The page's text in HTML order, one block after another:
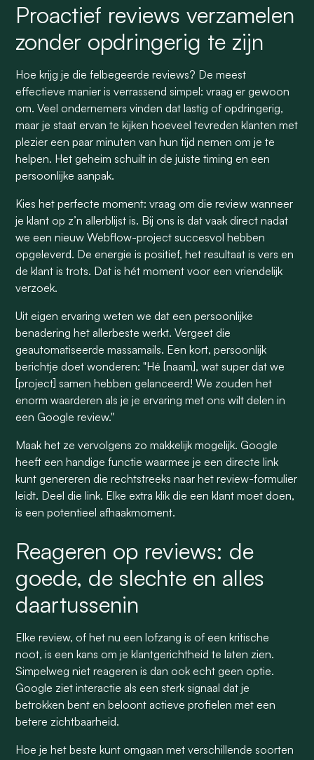
Proactief reviews verzamelen
zonder opdringerig te zijn
Hoe krijg je die felbegeerde reviews? De meest
effectieve manier is verrassend simpel: vraag er gewoon
om. Veel ondernemers vinden dat lastig of opdringerig,
maar je staat ervan te kijken hoeveel tevreden klanten met
plezier een paar minuten van hun tijd nemen om je te
helpen. Het geheim schuilt in de juiste timing en een
persoonlijke aanpak.
Kies het perfecte moment: vraag om die review wanneer
je klant op z’n allerblijst is. Bij ons is dat vaak direct nadat
we een nieuw Webflow-project succesvol hebben
opgeleverd. De energie is positief, het resultaat is vers en
de klant is trots. Dat is hét moment voor een vriendelijk
verzoek.
Uit eigen ervaring weten we dat een persoonlijke
benadering het allerbeste werkt. Vergeet die
geautomatiseerde massamails. Een kort, persoonlijk
berichtje doet wonderen: "Hé [naam], wat super dat we
[project] samen hebben gelanceerd! We zouden het
enorm waarderen als je je ervaring met ons wilt delen in
een Google review."
Maak het ze vervolgens zo makkelijk mogelijk. Google
heeft een handige functie waarmee je een directe link
kunt genereren die rechtstreeks naar het review-formulier
leidt. Deel die link. Elke extra klik die een klant moet doen,
is een potentieel afhaakmoment.
Reageren op reviews: de
goede, de slechte en alles
daartussenin
Elke review, of het nu een lofzang is of een kritische
noot, is een kans om je klantgerichtheid te laten zien.
Simpelweg niet reageren is dan ook echt geen optie.
Google ziet interactie als een sterk signaal dat je
betrokken bent en beloont actieve profielen met een
betere zichtbaarheid.
Hoe je het beste kunt omgaan met verschillende soorten